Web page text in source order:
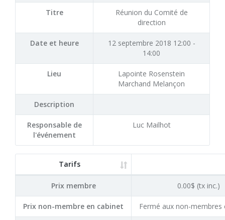
Titre
Réunion du Comité de
direction
Date et heure
12 septembre 2018 12:00 -
14:00
Lieu
Lapointe Rosenstein
Marchand Melançon
Description
Responsable de
l'événement
Luc Mailhot
Tarifs
Prix membre 0.00$ (tx inc.)
Prix non-membre en cabinet Fermé aux non-membres